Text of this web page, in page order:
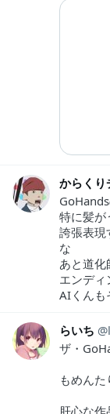
からくり
特に髪が
誇張表現
な
あと道
エンディ
AIくんも
らいち
ザ・
もめん
肝心な